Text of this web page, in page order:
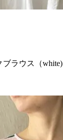
ブラウス（white)